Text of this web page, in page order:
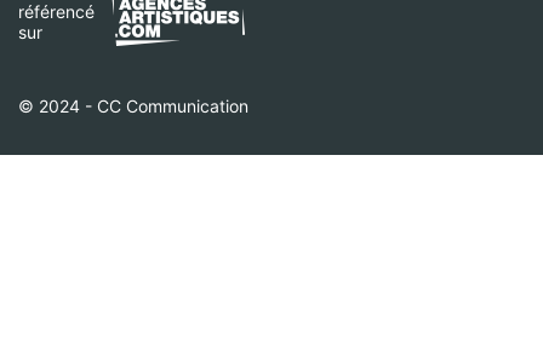
référencé
sur
© 2024 - CC Communication